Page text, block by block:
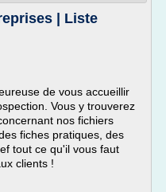
| Liste
de vous accueillir
Vous y trouverez
nos fichiers
fiches pratiques, des
tout ce qu'il vous faut
clients !